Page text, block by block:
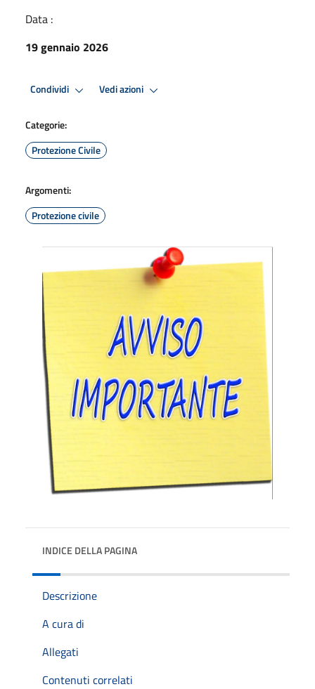
Data :
19 gennaio 2026
Condividi Vedi azioni
Categorie:
Protezione Civile
Argomenti:
Protezione civile
INDICE DELLA PAGINA
Descrizione
A cura di
Allegati
Contenuti correlati